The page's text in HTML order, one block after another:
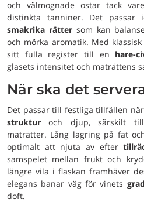
och välmognade ostar tack
distinkta tanniner. Det passar
smakrika rättersom kan
och mörka aromatik. Med
sitt fulla register till en hare-
glasets intensitet och maträttens
När ska det
Det passar till festliga tillfällen
struktur och djup, särskilt
maträtter. Lång lagring på fat
optimalt att njuta av efter
samspelet mellan frukt och
längre vila i flaskan framhäver
elegans banar väg för vinets
doft.